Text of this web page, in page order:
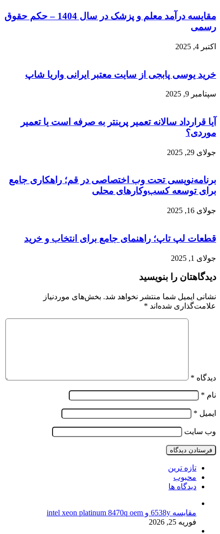
مقایسه درآمد معلم و پزشک در سال 1404 – حکم حقوق
رسمی
اکتبر 4, 2025
خرید یوسی پابجی از سایت معتبر ایرانی واریا شاپ
سپتامبر 9, 2025
آیا قرارداد سالانه تعمیر پرینتر به صرفه است یا تعمیر
موردی؟
جولای 29, 2025
برنامه‌نویسی تحت وب اختصاصی در قم؛ راهکاری جامع
برای توسعه کسب‌وکارهای محلی
جولای 16, 2025
قطعات لپ تاپ؛ راهنمای جامع برای انتخاب و خرید
جولای 1, 2025
دیدگاهتان را بنویسید
نشانی ایمیل شما منتشر نخواهد شد. بخش‌های موردنیاز
علامت‌گذاری شده‌اند *
دیدگاه *
نام *
ایمیل *
وب‌ سایت
تازه ترین
محبوب
دیدگاه ها
مقایسه 6538y و intel xeon platinum 8470q oem
فوریه 25, 2026